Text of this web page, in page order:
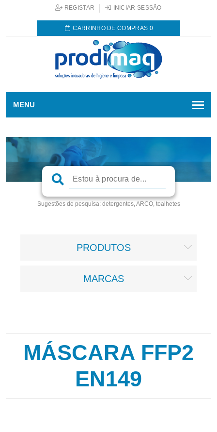
REGISTAR INICIAR SESSÃO
CARRINHO DE COMPRAS 0
MENU
Sugestões de pesquisa:detergentes, ARCO, toalhetes
PRODUTOS
MARCAS
MÁSCARA FFP2
EN149